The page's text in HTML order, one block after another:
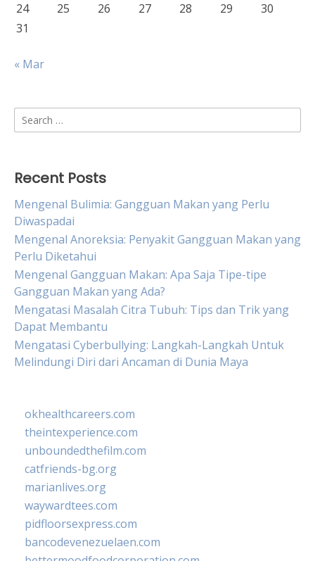
24
25 26 27 28 29
30
31
« Mar
Search
for:
Recent Posts
Mengenal Bulimia: Gangguan Makan yang Perlu
Diwaspadai
Mengenal Anoreksia: Penyakit Gangguan Makan yang
Perlu Diketahui
Mengenal Gangguan Makan: Apa Saja Tipe-tipe
Gangguan Makan yang Ada?
Mengatasi Masalah Citra Tubuh: Tips dan Trik yang
Dapat Membantu
Mengatasi Cyberbullying: Langkah-Langkah Untuk
Melindungi Diri dari Ancaman di Dunia Maya
okhealthcareers.com
theintexperience.com
unboundedthefilm.com
catfriends-bg.org
marianlives.org
waywardtees.com
pidfloorsexpress.com
bancodevenezuelaen.com